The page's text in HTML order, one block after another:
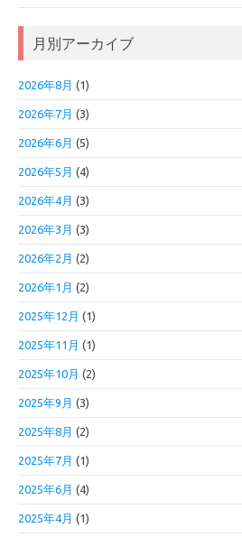
月別アーカイブ
2026年8月 (1)
2026年7月 (3)
2026年6月 (5)
2026年5月 (4)
2026年4月 (3)
2026年3月 (3)
2026年2月 (2)
2026年1月 (2)
2025年12月 (1)
2025年11月 (1)
2025年10月 (2)
2025年9月 (3)
2025年8月 (2)
2025年7月 (1)
2025年6月 (4)
2025年4月 (1)